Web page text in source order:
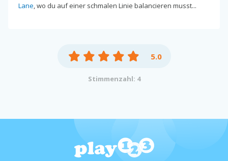
Lane, wo du auf einer schmalen Linie balancieren musst...
5.0
Stimmenzahl: 4